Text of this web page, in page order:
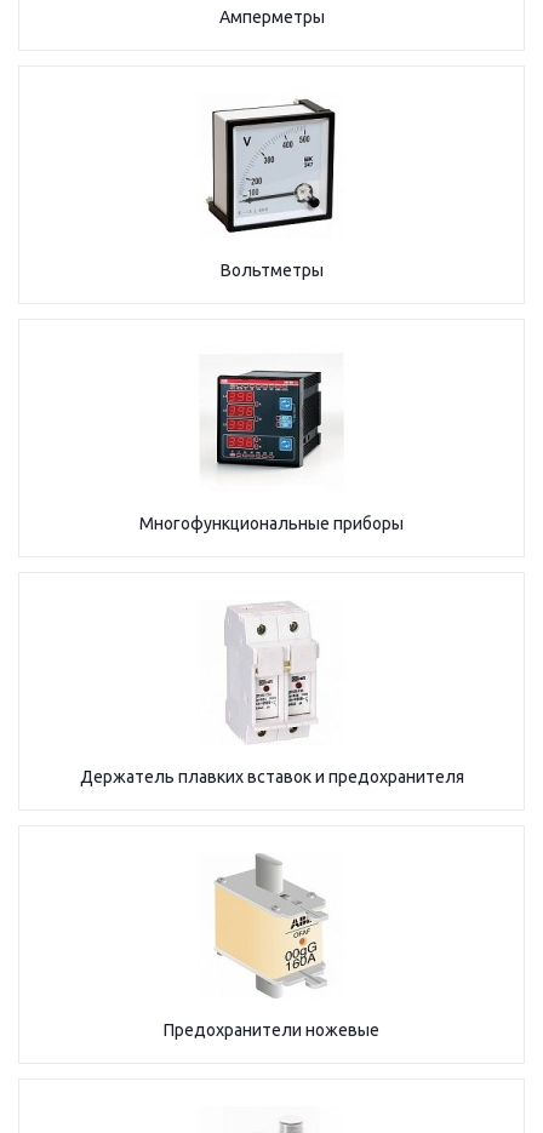
Амперметры
Вольтметры
Многофункциональные приборы
Держатель плавких вставок и предохранителя
Предохранители ножевые